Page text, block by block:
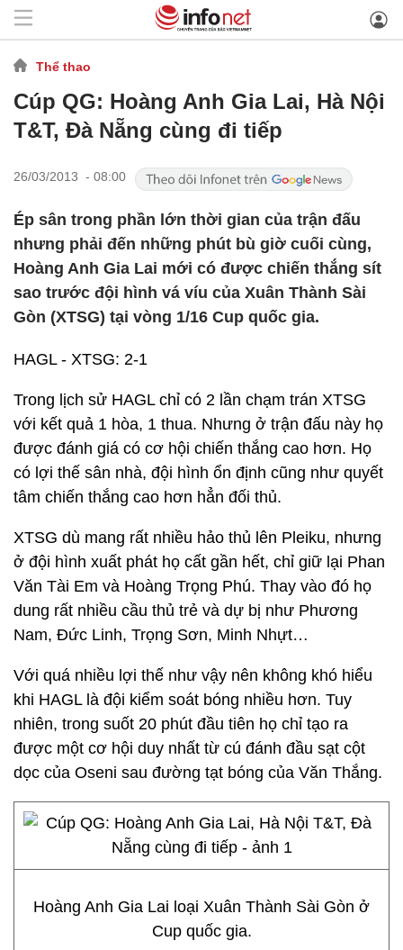
Thể thao
Cúp QG: Hoàng Anh Gia Lai, Hà Nội
T&T, Đà Nẵng cùng đi tiếp
26/03/2013 - 08:00
Ép sân trong phần lớn thời gian của trận đấu
nhưng phải đến những phút bù giờ cuối cùng,
Hoàng Anh Gia Lai mới có được chiến thắng sít
sao trước đội hình vá víu của Xuân Thành Sài
Gòn (XTSG) tại vòng 1/16 Cup quốc gia.
HAGL - XTSG: 2-1
Trong lịch sử HAGL chỉ có 2 lần chạm trán XTSG
với kết quả 1 hòa, 1 thua. Nhưng ở trận đấu này họ
được đánh giá có cơ hội chiến thắng cao hơn. Họ
có lợi thế sân nhà, đội hình ổn định cũng như quyết
tâm chiến thắng cao hơn hẳn đối thủ.
XTSG dù mang rất nhiều hảo thủ lên Pleiku, nhưng
ở đội hình xuất phát họ cất gần hết, chỉ giữ lại Phan
Văn Tài Em và Hoàng Trọng Phú. Thay vào đó họ
dung rất nhiều cầu thủ trẻ và dự bị như Phương
Nam, Đức Linh, Trọng Sơn, Minh Nhựt…
Với quá nhiều lợi thế như vậy nên không khó hiểu
khi HAGL là đội kiểm soát bóng nhiều hơn. Tuy
nhiên, trong suốt 20 phút đầu tiên họ chỉ tạo ra
được một cơ hội duy nhất từ cú đánh đầu sạt cột
dọc của Oseni sau đường tạt bóng của Văn Thắng.
Hoàng Anh Gia Lai loại Xuân Thành Sài Gòn ở
Cup quốc gia.